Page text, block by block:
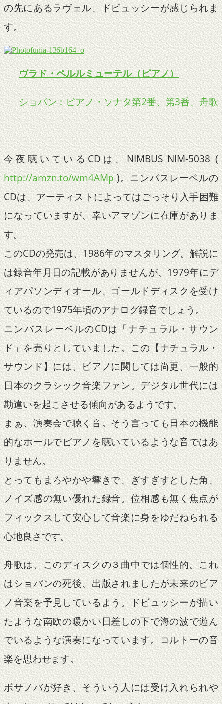
の先にあるラヴェル、ドビュッシーが感じられま
す。
ヴラド・ペルルミューテル（ピアノ）
ショパン：ピアノ・ソナタ第2番、第3番、舟歌
今夜聴いているCDは、NIMBUS NIM-5038 (
http://amzn.to/wm4AMp)。ニンバスレーベルの
CDは、アーティストによってはごっそり入手困難
になっていますが、幸いアマゾンに在庫がありま
す。
このCDの発売は、1986年のマスタリング。解説に
は録音年月日の記載がありませんが、1979年にデ
ィアパソンディオール、ゴールドディスクを受け
ているので1975年頃のアナログ録音でしょう。
ニンバスレーベルのCDは「ナチュラル・サウン
ド」を売りとしていました。この【ナチュラル・
サウンド】には、ピアノに関しては尚更、一般的
日本のクラシック音楽ファン。デジタル世代には
勘違いを起こさせる傾向があるようです。
まぁ、演奏会で聴く音。そう言っても日本の機能
的なホールでピアノを聴いているような音ではあ
りません。
とってもまろやかや響きで、ぎすぎすとした角、
ノイズ感の無い優れた録音。位相感も無く焦点が
フィックスして安心して音楽に身をゆだねられる
心地良さです。
舟歌は、このディスクの３曲中では個性的。これ
はショパンの死後、出版されましたが未来のピア
ノ音楽を予見しているよう。ドビュッシーが描い
たような南欧の暖かい日差しの下で海の波で遊ん
でいるような演奏になっています。コルトーの音
楽を思わせます。
ボサノバが好き、そういう人には受け入れられや